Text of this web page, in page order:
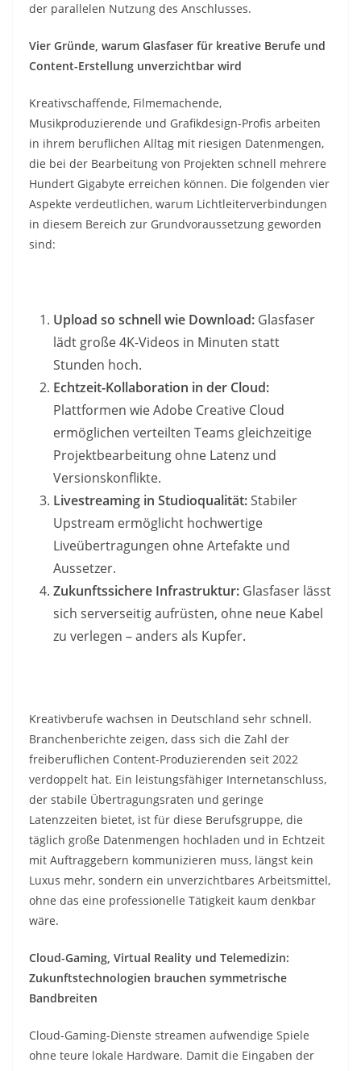
der parallelen Nutzung des Anschlusses.
Vier Gründe, warum Glasfaser für kreative Berufe und
Content-Erstellung unverzichtbar wird
Kreativschaffende, Filmemachende,
Musikproduzierende und Grafikdesign-Profis arbeiten
in ihrem beruflichen Alltag mit riesigen Datenmengen,
die bei der Bearbeitung von Projekten schnell mehrere
Hundert Gigabyte erreichen können. Die folgenden vier
Aspekte verdeutlichen, warum Lichtleiterverbindungen
in diesem Bereich zur Grundvoraussetzung geworden
sind:
Upload so schnell wie Download: Glasfaser
lädt große 4K-Videos in Minuten statt
Stunden hoch.
Echtzeit-Kollaboration in der Cloud:
Plattformen wie Adobe Creative Cloud
ermöglichen verteilten Teams gleichzeitige
Projektbearbeitung ohne Latenz und
Versionskonflikte.
Livestreaming in Studioqualität:Stabiler
Upstream ermöglicht hochwertige
Liveübertragungen ohne Artefakte und
Aussetzer.
Zukunftssichere Infrastruktur: Glasfaser lässt
sich serverseitig aufrüsten, ohne neue Kabel
zu verlegen – anders als Kupfer.
Kreativberufe wachsen in Deutschland sehr schnell.
Branchenberichte zeigen, dass sich die Zahl der
freiberuflichen Content-Produzierenden seit 2022
verdoppelt hat. Ein leistungsfähiger Internetanschluss,
der stabile Übertragungsraten und geringe
Latenzzeiten bietet, ist für diese Berufsgruppe, die
täglich große Datenmengen hochladen und in Echtzeit
mit Auftraggebern kommunizieren muss, längst kein
Luxus mehr, sondern ein unverzichtbares Arbeitsmittel,
ohne das eine professionelle Tätigkeit kaum denkbar
wäre.
Cloud-Gaming, Virtual Reality und Telemedizin:
Zukunftstechnologien brauchen symmetrische
Bandbreiten
Cloud-Gaming-Dienste streamen aufwendige Spiele
ohne teure lokale Hardware. Damit die Eingaben der